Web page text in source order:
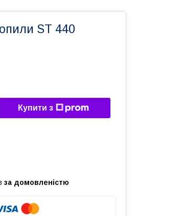
ST 440
Купити з
за домовленістю